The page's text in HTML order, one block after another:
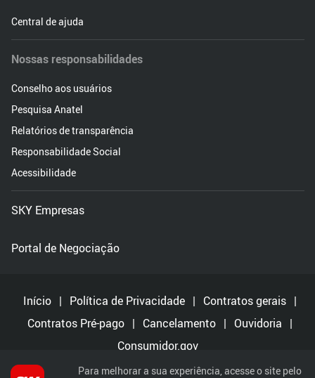
Para melhorar a sua experiência, acesse o site pelo
Central de ajuda
Nossas responsabilidades
Conselho aos usuários
Pesquisa Anatel
Relatórios de transparência
Responsabilidade Social
Acessibilidade
SKY Empresas
Portal de Negociação
Início | Política de Privacidade | Contratos gerais |
Contratos Pré-pago | Cancelamento | Ouvidoria |
Consumidor.gov